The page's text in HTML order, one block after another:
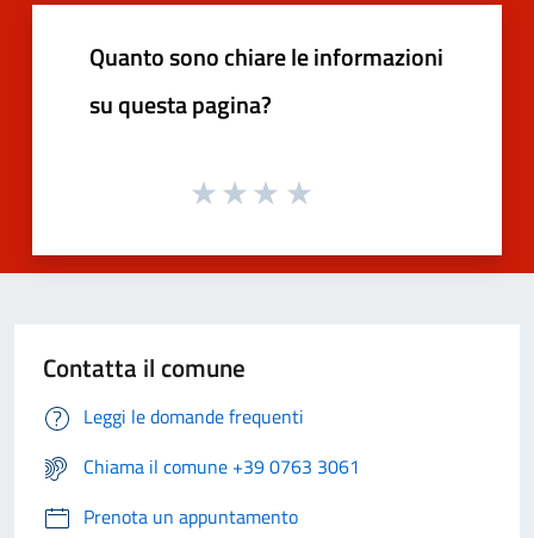
Quanto sono chiare le informazioni
su questa pagina?
Contatta il comune
Leggi le domande frequenti
Chiama il comune +39 0763 3061
Prenota un appuntamento